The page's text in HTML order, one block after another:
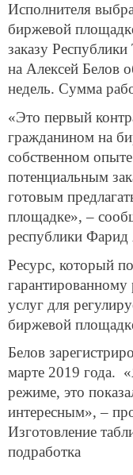
Исполнителя
биржевой
заказу
на Алексей Белов
недель. Сумма
«Это первый
гражданином на
собственном
потенциальным
готовым
площадке», –
республики Фарид
Ресурс, который
услуг для
биржевой
Белов
марте 2019 года.
режиме, это
интересным», –
Изготовление
подработка